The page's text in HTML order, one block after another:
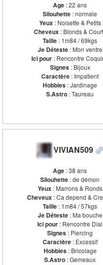
Age : 22 ans
Silouhette : normale
Yeux : Noisette & Petits
Cheveux : Blonds &
Taille : 1m84 / 69kgs
Je Déteste: Mon ventre
Ici pour: Rencontre
Signes: Bijoux
Caractère : Impatient
Hobbies : Jardinage
S.Astro : Taureau
VIVIAN509
Age : 38 ans
Silouhette : de démon
Yeux : Marrons & Ronds
Cheveux : Ca depend &
Taille : 1m84 / 57kgs
Je Déteste: Ma bouche
Ici pour : Rencontre Dial
Signes : Piercing
Caractère: Excessif
Hobbies: Bricolage
S.Astro : Gemeaux